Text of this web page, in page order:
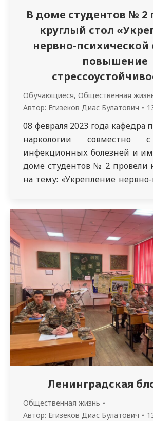
В доме студентов № 2
круглый стол
нервно-
повышение
Обучающиеся, Общественная
Автор: Егизеков Диас Булатович
08 февраля 2023 года кафедра
наркологии совместно
инфекционных болезней и
доме студентов № 2 провели
на тему: «Укрепление
стоматологии, интерны,
группы 3638, 3143,
5108, 5106 ОМ.
кафедр психиатрии и
Ленинградская
Общественная жизнь
Автор: Егизеков Диас Булатович